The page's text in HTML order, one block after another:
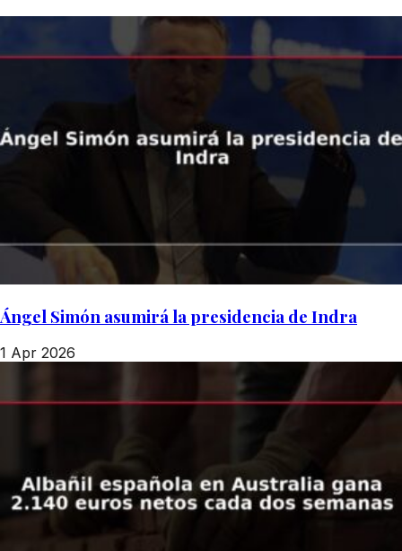
Ángel Simón asumirá la presidencia de Indra
1 Apr 2026